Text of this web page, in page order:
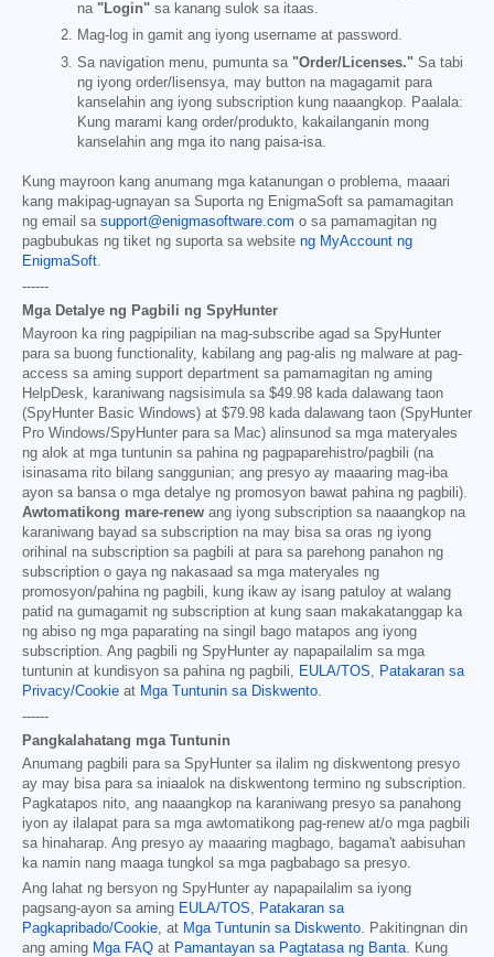
na "Login" sa kanang sulok sa itaas.
Mag-log in gamit ang iyong username at password.
Sa navigation menu, pumunta sa "Order/Licenses." Sa tabi
ng iyong order/lisensya, may button na magagamit para
kanselahin ang iyong subscription kung naaangkop. Paalala:
Kung marami kang order/produkto, kakailanganin mong
kanselahin ang mga ito nang paisa-isa.
Kung mayroon kang anumang mga katanungan o problema, maaari
kang makipag-ugnayan sa Suporta ng EnigmaSoft sa pamamagitan
ng email sa support@enigmasoftware.com o sa pamamagitan ng
pagbubukas ng tiket ng suporta sa website ng MyAccount ng
EnigmaSoft
------
Mga Detalye ng Pagbili ng SpyHunter
Mayroon ka ring pagpipilian na mag-subscribe agad sa SpyHunter
para sa buong functionality, kabilang ang pag-alis ng malware at pag-
access sa aming support department sa pamamagitan ng aming
HelpDesk, karaniwang nagsisimula sa $49.98 kada dalawang taon
(SpyHunter Basic Windows) at $79.98 kada dalawang taon (SpyHunter
Pro Windows/SpyHunter para sa Mac) alinsunod sa mga materyales
ng alok at mga tuntunin sa pahina ng pagpaparehistro/pagbili (na
isinasama rito bilang sanggunian; ang presyo ay maaaring mag-iba
ayon sa bansa o mga detalye ng promosyon bawat pahina ng pagbili).
Awtomatikong mare-renew ang iyong subscription sa naaangkop na
karaniwang bayad sa subscription na may bisa sa oras ng iyong
orihinal na subscription sa pagbili at para sa parehong panahon ng
subscription o gaya ng nakasaad sa mga materyales ng
promosyon/pahina ng pagbili, kung ikaw ay isang patuloy at walang
patid na gumagamit ng subscription at kung saan makakatanggap ka
ng abiso ng mga paparating na singil bago matapos ang iyong
subscription. Ang pagbili ng SpyHunter ay napapailalim sa mga
tuntunin at kundisyon sa pahina ng pagbili,
EULA/TOS
Patakaran sa
Privacy/Cookie at Mga Tuntunin sa Diskwento
------
Pangkalahatang mga Tuntunin
Anumang pagbili para sa SpyHunter sa ilalim ng diskwentong presyo
ay may bisa para sa iniaalok na diskwentong termino ng subscription.
Pagkatapos nito, ang naaangkop na karaniwang presyo sa panahong
iyon ay ilalapat para sa mga awtomatikong pag-renew at/o mga pagbili
sa hinaharap. Ang presyo ay maaaring magbago, bagama't aabisuhan
ka namin nang maaga tungkol sa mga pagbabago sa presyo.
Ang lahat ng bersyon ng SpyHunter ay napapailalim sa iyong
pagsang-ayon sa aming EULA/TOS
Patakaran sa
Pagkapribado/Cookie , at Mga Tuntunin sa Diskwento . Pakitingnan din
ang aming Mga FAQ at Pamantayan sa Pagtatasa ng Banta . Kung